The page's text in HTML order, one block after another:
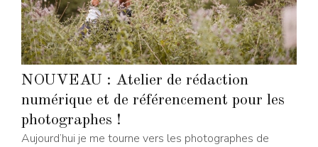
NOUVEAU : Atelier de rédaction
numérique et de référencement pour les
photographes !
Aujourd’hui je me tourne vers les photographes de